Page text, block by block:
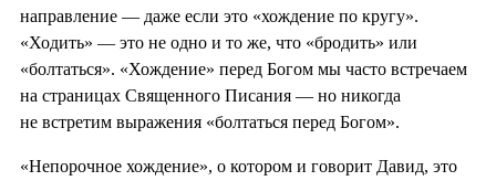
направление — даже если это «хождение по кругу».
«Ходить» — это не одно и то же, что «бродить» или
«болтаться». «Хождение» перед Богом мы часто встречаем
на страницах Священного Писания — но никогда
не встретим выражения «болтаться перед Богом».
«Непорочное хождение», о котором и говорит Давид, это